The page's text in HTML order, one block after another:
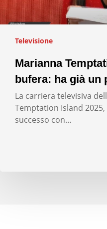
Televisione
Marianna
bufera: ha già un
La carriera televisiva
Temptation Island
successo con…